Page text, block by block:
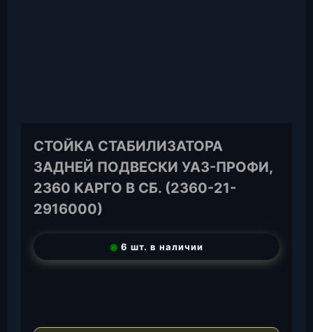
СТОЙКА СТАБИЛИЗАТОРА
ЗАДНЕЙ ПОДВЕСКИ УАЗ-ПРОФИ,
2360 КАРГО В СБ. (2360-21-
2916000)
◉ 6 шт. в наличии
ea